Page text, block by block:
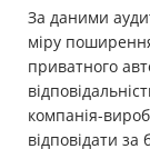
За даними
міру
приватного
компанія-
відповідати за